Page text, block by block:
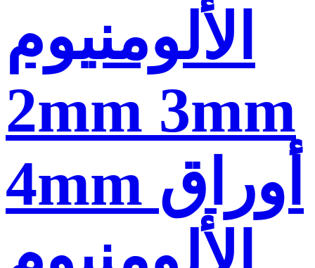
الألومنيوم
2mm 3mm
4mm أوراق